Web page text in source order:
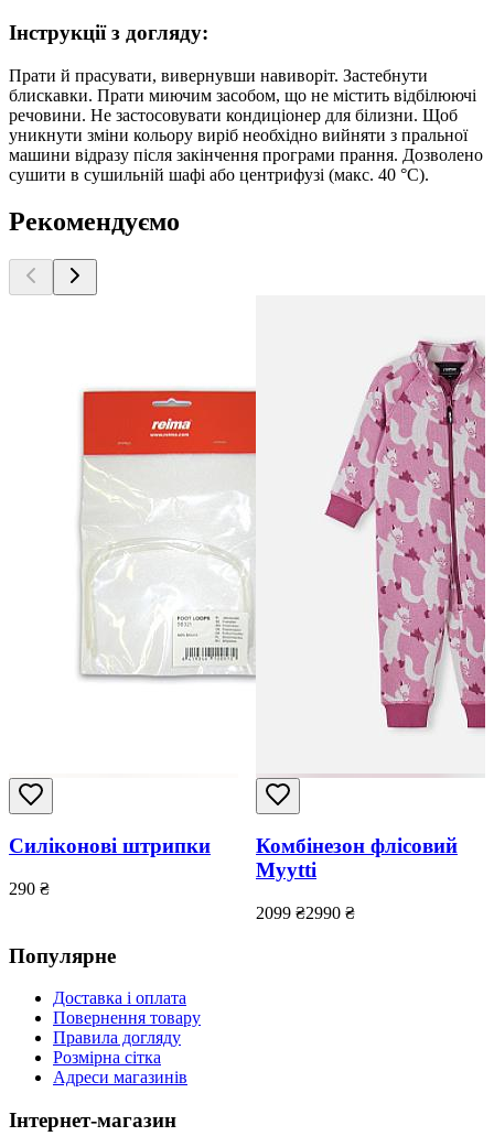
Інструкції з догляду:
Прати й прасувати, вивернувши навиворіт. Застебнути
блискавки. Прати миючим засобом, що не містить відбілюючі
речовини. Не застосовувати кондиціонер для білизни. Щоб
уникнути зміни кольору виріб необхідно вийняти з пральної
машини відразу після закінчення програми прання. Дозволено
сушити в сушильній шафі або центрифузі (макс. 40 °C).
Рекомендуємо
Силіконові штрипки
290 ₴
Комбінезон флісовий
Myytti
2099 ₴2990 ₴
Популярне
Доставка і оплата
Повернення товару
Правила догляду
Розмірна сітка
Адреси магазинів
Інтернет-магазин